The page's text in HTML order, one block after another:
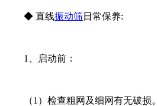
◆ 直线振动筛日常保养:
1、启动前：
（1）检查粗网及细网有无破损。